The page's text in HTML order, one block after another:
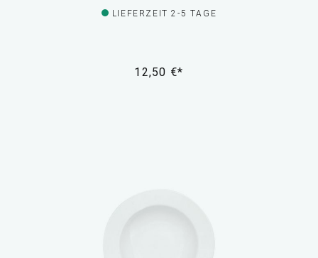
LIEFERZEIT 2-5 TAGE
12,50 €*